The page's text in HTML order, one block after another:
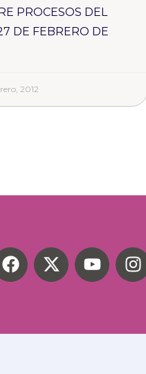
PROCESOS DEL
DE FEBRERO DE
2012